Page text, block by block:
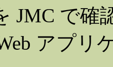
JMC で確
アプリ